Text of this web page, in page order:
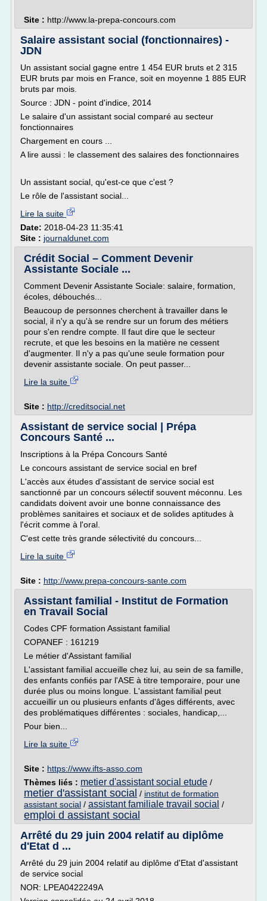
Site : http://www.la-prepa-concours.com
Salaire assistant social (fonctionnaires) -
JDN
Un assistant social gagne entre 1 454 EUR bruts et 2 315
EUR bruts par mois en France, soit en moyenne 1 885 EUR
bruts par mois.
Source : JDN - point d'indice, 2014
Le salaire d'un assistant social comparé au secteur
fonctionnaires
Chargement en cours ...
A lire aussi : le classement des salaires des fonctionnaires
Un assistant social, qu'est-ce que c'est ?
Le rôle de l'assistant social...
Lire la suite
Date: 2018-04-23 11:35:41
Site : journaldunet.com
Crédit Social – Comment Devenir
Assistante Sociale ...
Comment Devenir Assistante Sociale: salaire, formation,
écoles, débouchés...
Beaucoup de personnes cherchent à travailler dans le
social, il n'y a qu'à se rendre sur un forum des métiers
pour s'en rendre compte. Il faut dire que le secteur
recrute, et que les besoins en la matière ne cessent
d'augmenter. Il n'y a pas qu'une seule formation pour
devenir assistante sociale. On peut passer...
Lire la suite
Site : http://creditsocial.net
Assistant de service social | Prépa
Concours Santé ...
Inscriptions à la Prépa Concours Santé
Le concours assistant de service social en bref
L'accès aux études d'assistant de service social est
sanctionné par un concours sélectif souvent méconnu. Les
candidats doivent avoir une bonne connaissance des
problèmes sanitaires et sociaux et de solides aptitudes à
l'écrit comme à l'oral.
C'est cette très grande sélectivité du concours...
Lire la suite
Site : http://www.prepa-concours-sante.com
Assistant familial - Institut de Formation
en Travail Social
Codes CPF formation Assistant familial
COPANEF : 161219
Le métier d'Assistant familial
L'assistant familial accueille chez lui, au sein de sa famille,
des enfants confiés par l'ASE à titre temporaire, pour une
durée plus ou moins longue. L'assistant familial peut
accueillir un ou plusieurs enfants d'âges différents, avec
des problématiques différentes : sociales, handicap,...
Pour bien...
Lire la suite
Site : https://www.ifts-asso.com
Thèmes liés : metier d'assistant social etude /
metier d'assistant social / institut de formation
assistant social / assistant familiale travail social /
emploi d assistant social
Arrêté du 29 juin 2004 relatif au diplôme
d'Etat d ...
Arrêté du 29 juin 2004 relatif au diplôme d'Etat d'assistant
de service social
NOR: LPEA0422249A